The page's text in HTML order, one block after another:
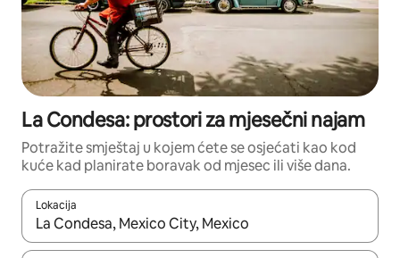
La Condesa: prostori za mjesečni najam
Potražite smještaj u kojem ćete se osjećati kao kod
kuće kad planirate boravak od mjesec ili više dana.
Lokacija
Kada budu dostupni rezultati, moći ćete ih pregledati